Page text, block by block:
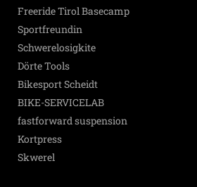
Freeride Tirol Basecamp
Sportfreundin
Schwerelosigkite
Dörte Tools
Bikesport Scheidt
BIKE-SERVICELAB
fastforward suspension
Kortpress
Skwerel